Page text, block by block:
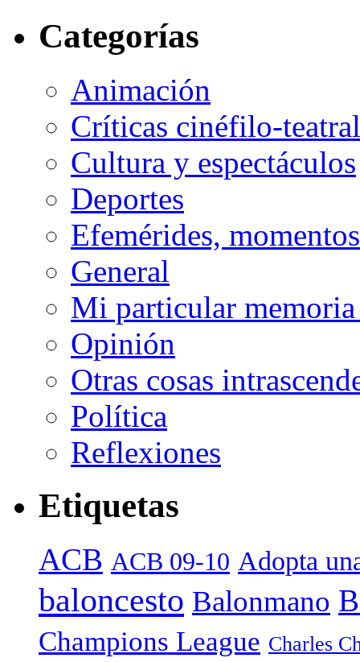
Categorías
Animación
Críticas cinéfilo-
Cultura y espectáculos
Deportes
Efemérides,
General
Mi particular
Opinión
Otras cosas
Política
Reflexiones
Etiquetas
ACB ACB 09-10 Adopta
baloncesto Balonmano
Champions League Charles